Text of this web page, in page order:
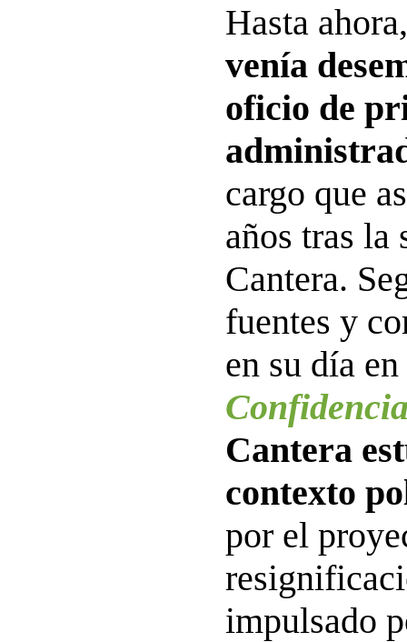
Hasta
venía
oficio de
cargo que
años tras la
Cantera.
fuentes y
en su día en
Cantera
contexto
por el
impulsado